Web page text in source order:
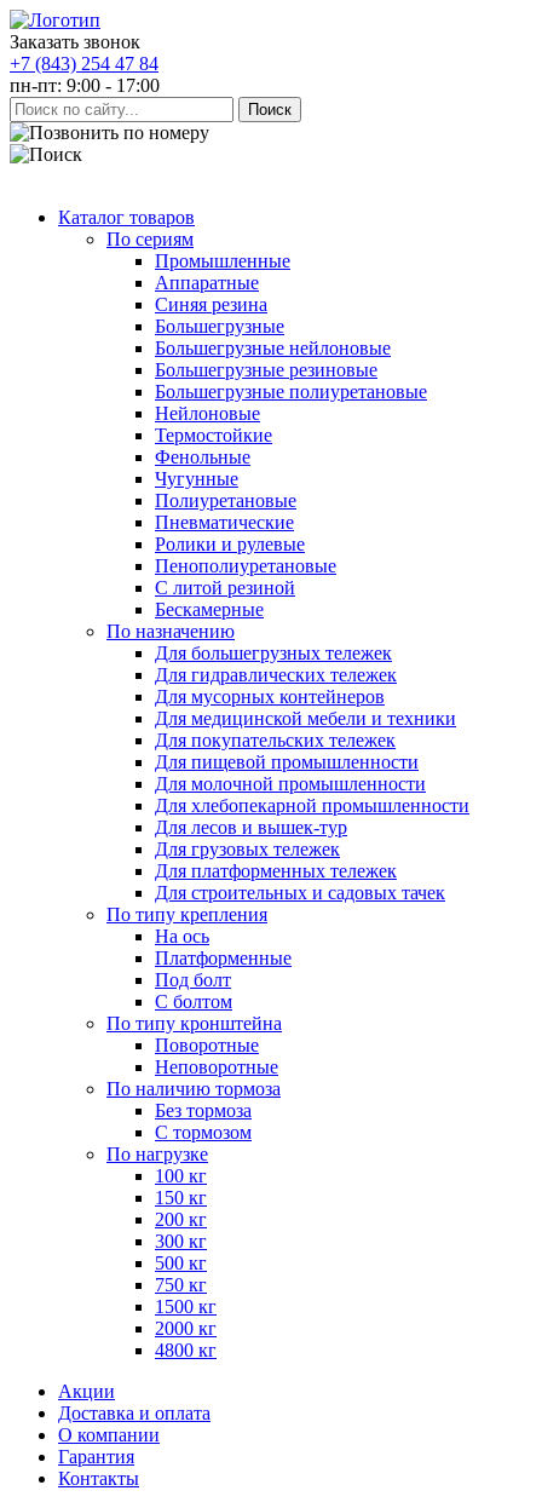
Заказать звонок
+7 (843) 254 47 84
пн-пт: 9:00 - 17:00
Каталог товаров
По сериям
Промышленные
Аппаратные
Синяя резина
Большегрузные
Большегрузные нейлоновые
Большегрузные резиновые
Большегрузные полиуретановые
Нейлоновые
Термостойкие
Фенольные
Чугунные
Полиуретановые
Пневматические
Ролики и рулевые
Пенополиуретановые
С литой резиной
Бескамерные
По назначению
Для большегрузных тележек
Для гидравлических тележек
Для мусорных контейнеров
Для медицинской мебели и техники
Для покупательских тележек
Для пищевой промышленности
Для молочной промышленности
Для хлебопекарной промышленности
Для лесов и вышек-тур
Для грузовых тележек
Для платформенных тележек
Для строительных и садовых тачек
По типу крепления
На ось
Платформенные
Под болт
С болтом
По типу кронштейна
Поворотные
Неповоротные
По наличию тормоза
Без тормоза
С тормозом
По нагрузке
100 кг
150 кг
200 кг
300 кг
500 кг
750 кг
1500 кг
2000 кг
4800 кг
Акции
Доставка и оплата
О компании
Гарантия
Контакты